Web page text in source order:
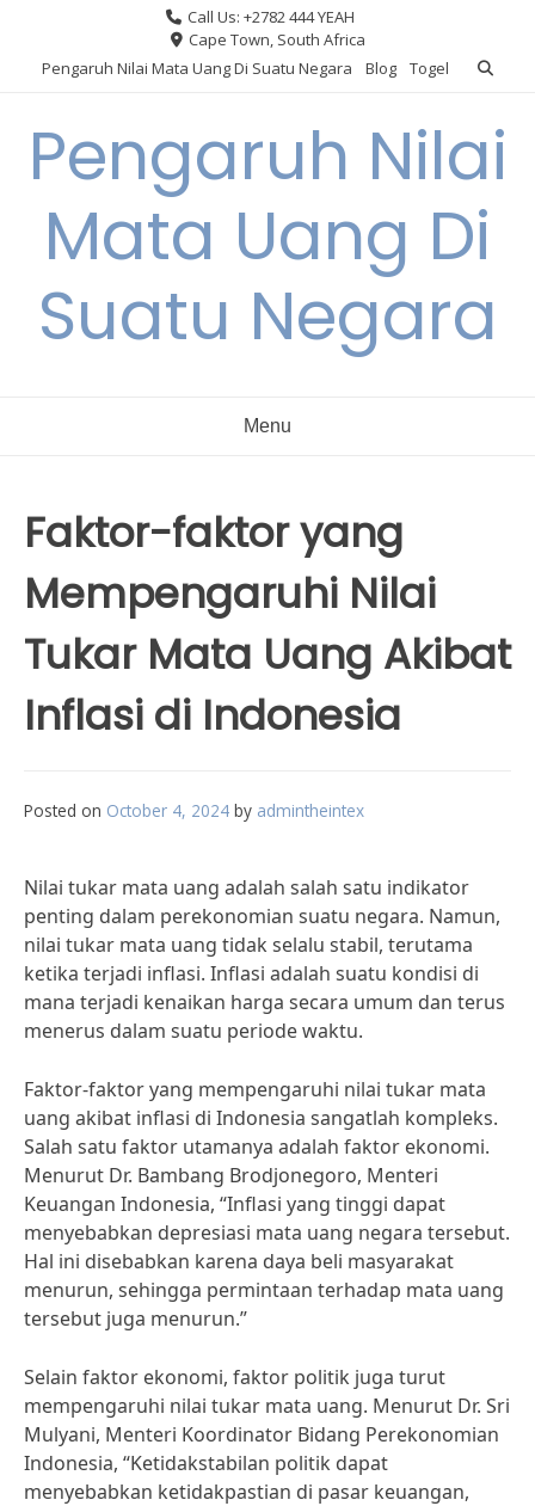
content
Call Us: +2782 444 YEAH
Cape Town, South Africa
Pengaruh Nilai Mata Uang Di Suatu Negara
Blog Togel
Pengaruh Nilai
Mata Uang Di
Suatu Negara
Menu
Faktor-faktor yang
Mempengaruhi Nilai
Tukar Mata Uang Akibat
Inflasi di Indonesia
Posted on October 4, 2024 by admintheintex
Nilai tukar mata uang adalah salah satu indikator
penting dalam perekonomian suatu negara. Namun,
nilai tukar mata uang tidak selalu stabil, terutama
ketika terjadi inflasi. Inflasi adalah suatu kondisi di
mana terjadi kenaikan harga secara umum dan terus
menerus dalam suatu periode waktu.
Faktor-faktor yang mempengaruhi nilai tukar mata
uang akibat inflasi di Indonesia sangatlah kompleks.
Salah satu faktor utamanya adalah faktor ekonomi.
Menurut Dr. Bambang Brodjonegoro, Menteri
Keuangan Indonesia, “Inflasi yang tinggi dapat
menyebabkan depresiasi mata uang negara tersebut.
Hal ini disebabkan karena daya beli masyarakat
menurun, sehingga permintaan terhadap mata uang
tersebut juga menurun.”
Selain faktor ekonomi, faktor politik juga turut
mempengaruhi nilai tukar mata uang. Menurut Dr. Sri
Mulyani, Menteri Koordinator Bidang Perekonomian
Indonesia, “Ketidakstabilan politik dapat
menyebabkan ketidakpastian di pasar keuangan,